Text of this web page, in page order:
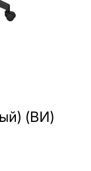
(ВИ)